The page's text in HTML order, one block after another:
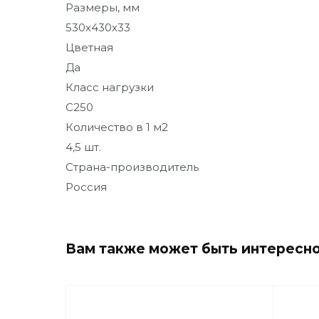
Размеры, мм
530х430х33
Цветная
Да
Класс нагрузки
C250
Количество в 1 м2
4,5 шт.
Страна-производитель
Россия
Вам также может быть